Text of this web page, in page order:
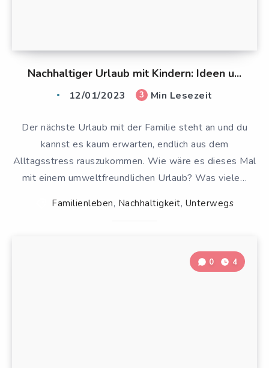
Nachhaltiger Urlaub mit Kindern: Ideen u...
12/01/2023 3 Min Lesezeit
Der nächste Urlaub mit der Familie steht an und du
kannst es kaum erwarten, endlich aus dem
Alltagsstress rauszukommen. Wie wäre es dieses Mal
mit einem umweltfreundlichen Urlaub? Was viele…
Familienleben, Nachhaltigkeit, Unterwegs
0 4